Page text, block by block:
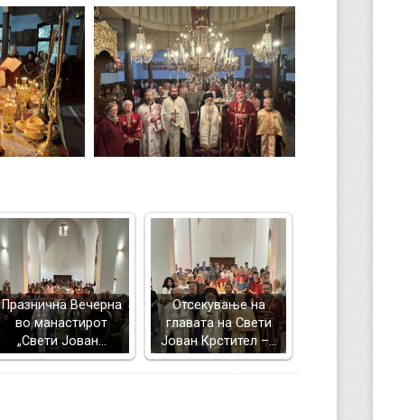
Празнична Вечерна
во манастирот
„Свети Јован…
Отсекување на
главата на Свети
Јован Крстител –…